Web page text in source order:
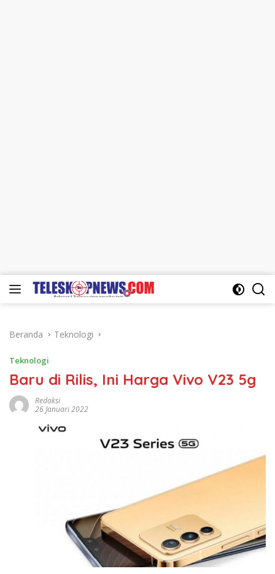
Langsung
Beranda Teknologi
Teknologi
Baru di Rilis, Ini Harga Vivo V23 5g
Redaksi
26 Januari 2022